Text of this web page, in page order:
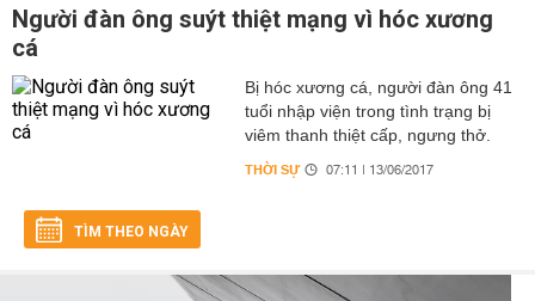
Người đàn ông suýt thiệt mạng vì hóc xương
cá
Bị hóc xương cá, người đàn ông 41
tuổi nhập viện trong tình trạng bị
viêm thanh thiệt cấp, ngưng thở.
THỜI SỰ 07:11 | 13/06/2017
TÌM THEO NGÀY